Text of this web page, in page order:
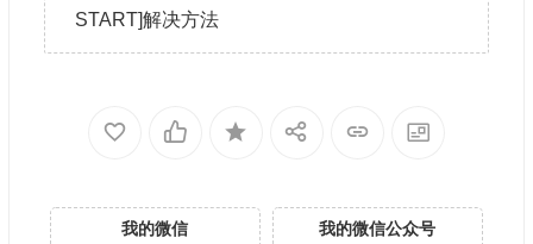
START]解决方法
我的微信
我的微信公众号